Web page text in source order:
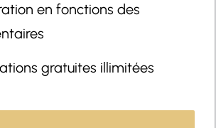
en fonctions des
gratuites illimitées